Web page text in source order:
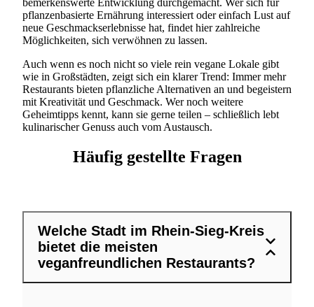
bemerkenswerte Entwicklung durchgemacht. Wer sich für
pflanzenbasierte Ernährung interessiert oder einfach Lust auf
neue Geschmackserlebnisse hat, findet hier zahlreiche
Möglichkeiten, sich verwöhnen zu lassen.
Auch wenn es noch nicht so viele rein vegane Lokale gibt
wie in Großstädten, zeigt sich ein klarer Trend: Immer mehr
Restaurants bieten pflanzliche Alternativen an und begeistern
mit Kreativität und Geschmack. Wer noch weitere
Geheimtipps kennt, kann sie gerne teilen – schließlich lebt
kulinarischer Genuss auch vom Austausch.
Häufig gestellte Fragen
Welche Stadt im Rhein-Sieg-Kreis
bietet die meisten
veganfreundlichen Restaurants?